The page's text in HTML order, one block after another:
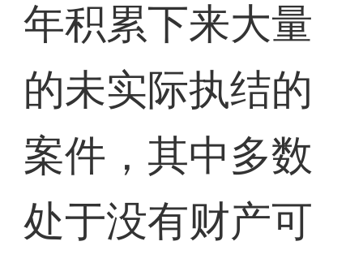
年积累下来大量
的未实际执结的
案件，其中多数
处于没有财产可